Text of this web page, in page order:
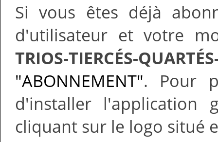
Si vous êtes déjà
d'utilisateur et votre
TRIOS-TIERCÉS-
"ABONNEMENT". Pour
d'installer l'application
cliquant sur le logo situé